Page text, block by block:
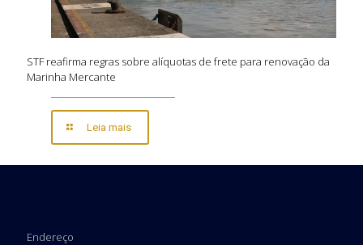
STF reafirma regras sobre alíquotas de frete para renovação da
Marinha Mercante
Leia mais
Endereço